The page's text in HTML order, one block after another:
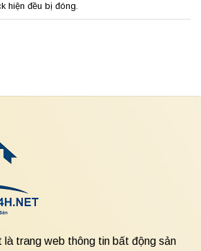
hiện đều bị đóng.
là trang web thông tin bất động sản